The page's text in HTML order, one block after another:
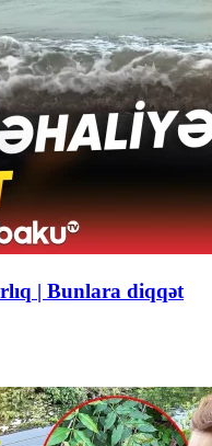
| Bunlara diqqət